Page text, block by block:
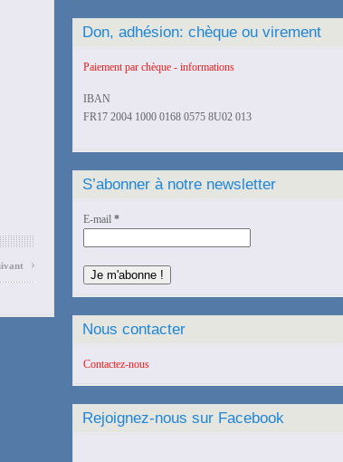
›
Don, adhésion: chèque ou virement
Paiement par chèque - informations
IBAN
FR17 2004 1000 0168 0575 8U02 013
S’abonner à notre newsletter
E-mail *
Nous contacter
Contactez-nous
Rejoignez-nous sur Facebook